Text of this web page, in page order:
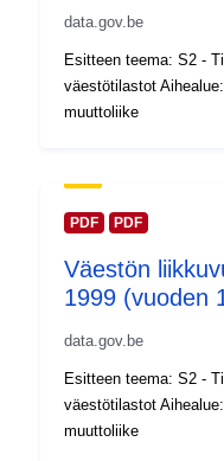
Luetteloluetteloa
Tunnisteet:
uriRef:
data.gov.be
Esitteen teema: S2 -
väestötilastot
muuttoliike
PDF PDF
Väestön
1999 (vuoden
data.gov.be
Esitteen teema: S2 -
väestötilastot
muuttoliike